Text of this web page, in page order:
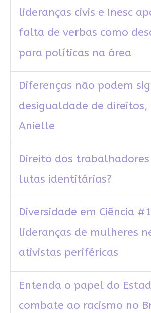
lideranças civis e Inesc
falta de verbas como
para políticas na área
Diferenças não podem
desigualdade de direitos,
Anielle
Direito dos
lutas identitárias?
Diversidade em Ciência
lideranças de mulheres
ativistas periféricas
Entenda o papel do
combate ao racismo no